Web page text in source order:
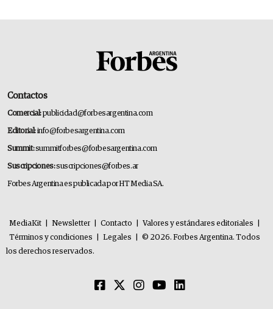
Contactos
Comercial:publicidad@forbesargentina.com
Editorial:info@forbesargentina.com
Summit:summitforbes@forbesargentina.com
Suscripciones:suscripciones@forbes.ar
Forbes Argentina es publicada por HT Media SA.
MediaKit Newsletter Contacto Valores y estándares editoriales
Términos y condiciones
Legales
© 2026. Forbes Argentina. Todos
los derechos reservados.